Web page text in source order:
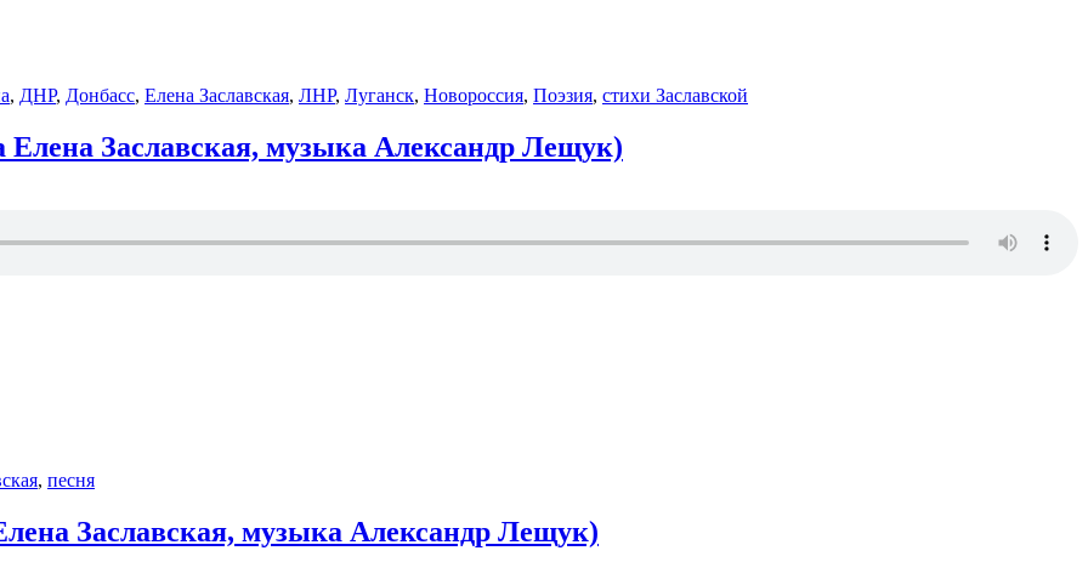
, ДНР, Донбасс, Елена Заславская, ЛНР, Луганск, Новороссия, Поэзия, стихи Заславской
Заславская, музыка Александр Лещук)
, песня
Заславская, музыка Александр Лещук)